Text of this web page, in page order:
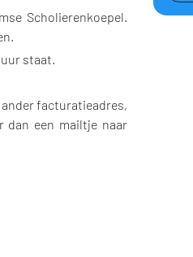
Scholierenkoepel.
staat.
facturatieadres,
dan een mailtje naar